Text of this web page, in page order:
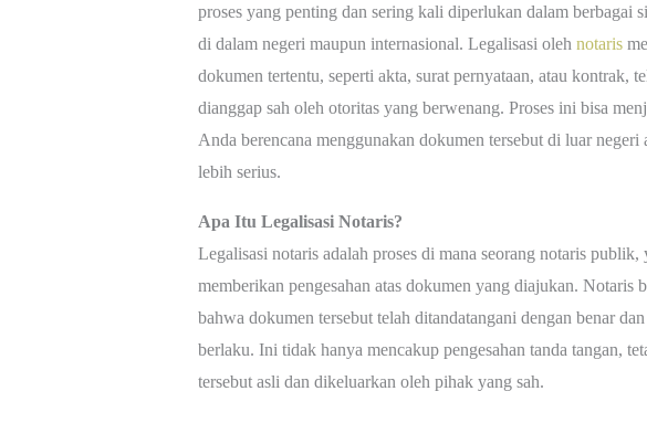
proses yang penting dan sering kali diperlukan dalam berbagai
di dalam negeri maupun internasional. Legalisasi oleh notaris
dokumen tertentu, seperti akta, surat pernyataan, atau kontrak,
dianggap sah oleh otoritas yang berwenang. Proses ini bisa
Anda berencana menggunakan dokumen tersebut di luar
lebih serius.
Apa Itu Legalisasi Notaris?
Legalisasi notaris adalah proses di mana seorang notaris
memberikan pengesahan atas dokumen yang diajukan. Notaris
bahwa dokumen tersebut telah ditandatangani dengan benar
berlaku. Ini tidak hanya mencakup pengesahan tanda tangan,
tersebut asli dan dikeluarkan oleh pihak yang sah.